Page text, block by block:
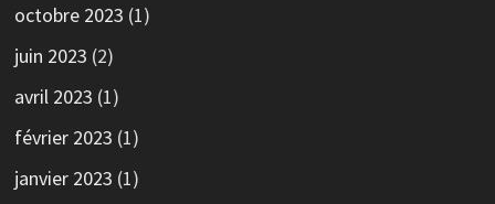
octobre 2023 (1)
juin 2023 (2)
avril 2023 (1)
février 2023 (1)
janvier 2023 (1)